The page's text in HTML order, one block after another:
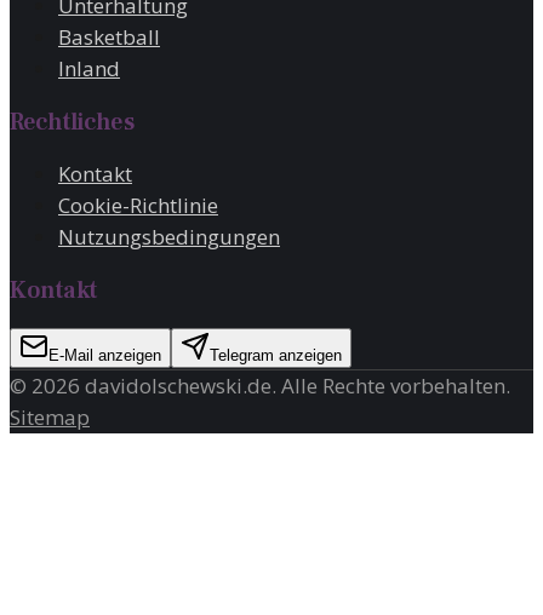
Basketball
Inland
Rechtliches
Kontakt
Cookie-Richtlinie
Nutzungsbedingungen
Kontakt
E-Mail anzeigen Telegram anzeigen
© 2026 davidolschewski.de. Alle Rechte vorbehalten.
Sitemap